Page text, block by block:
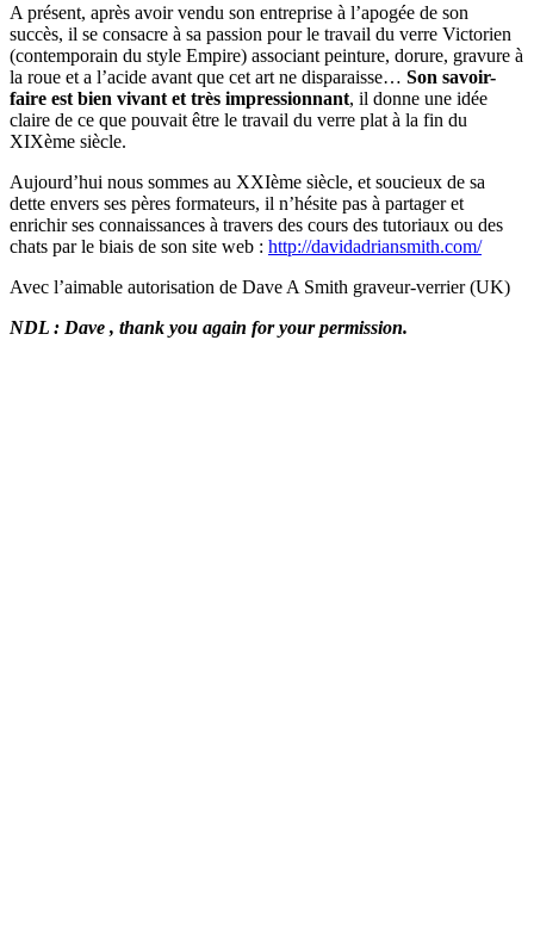
A présent, après avoir vendu son entreprise à l’apogée de son
succès, il se consacre à sa passion pour le travail du verre Victorien
(contemporain du style Empire) associant peinture, dorure, gravure à
la roue et a l’acide avant que cet art ne disparaisse… Son savoir-
faire est bien vivant et très impressionnant, il donne une idée
claire de ce que pouvait être le travail du verre plat à la fin du
XIXème siècle.
Aujourd’hui nous sommes au XXIème siècle, et soucieux de sa
dette envers ses pères formateurs, il n’hésite pas à partager et
enrichir ses connaissances à travers des cours des tutoriaux ou des
chats par le biais de son site web : http://davidadriansmith.com/
Avec l’aimable autorisation de Dave A Smith graveur-verrier (UK)
NDL : Dave , thank you again for your permission.